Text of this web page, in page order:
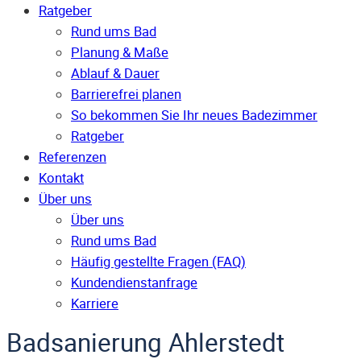
Ratgeber
Rund ums Bad
Planung & Maße
Ablauf & Dauer
Barrierefrei planen
So bekommen Sie Ihr neues Badezimmer
Ratgeber
Referenzen
Kontakt
Über uns
Über uns
Rund ums Bad
Häufig gestellte Fragen (FAQ)
Kunden­dienst­anfrage
Karriere
Badsanierung Ahlerstedt